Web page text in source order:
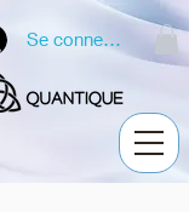
Se connecter